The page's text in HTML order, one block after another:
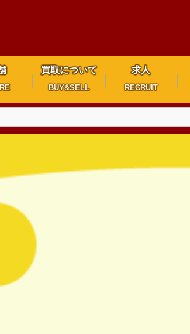
買取について
BUY&SELL
求人
RECRUIT